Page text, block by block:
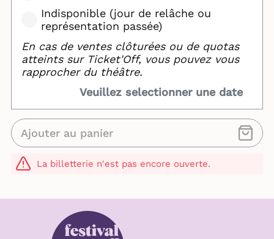
Indisponible (jour de relâche ou
représentation passée)
En cas de ventes clôturées ou de quotas
atteints sur Ticket'Off, vous pouvez vous
rapprocher du théâtre.
Veuillez selectionner une date
Ajouter au panier
La billetterie n'est pas encore ouverte.